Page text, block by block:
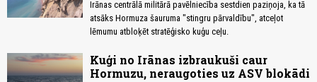
Irānas centrālā militārā pavēlniecība sestdien paziņoja, ka tā
atsāks Hormuza šauruma "stingru pārvaldību", atceļot
lēmumu atbloķēt stratēģisko kuģu ceļu.
Kuģi no Irānas izbraukuši caur
Hormuzu, neraugoties uz ASV blokādi